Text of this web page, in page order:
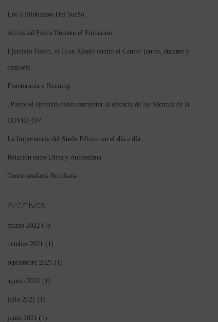
Los 6 Pildorazos Del Sueño.
Actividad Física Durante el Embarazo
Ejercicio Físico, el Gran Aliado contra el Cáncer (antes, durante y
después)
Fisioterapia y Running
¿Puede el ejercicio físico aumentar la eficacia de las Vacunas de la
COVID-19?
La Importancia del Suelo Pélvico en el día a día
Relación entre Dieta y Autoestima
Condromalacia Rotuliana
Archivos
marzo 2022 (1)
octubre 2021 (1)
septiembre 2021 (1)
agosto 2021 (1)
julio 2021 (1)
junio 2021 (1)